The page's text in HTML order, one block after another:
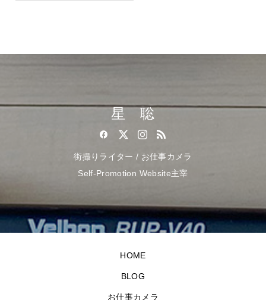
星 聡
街撮りライター / お仕事カメラ
Self-Promotion Website主宰
HOME
BLOG
お仕事カメラ